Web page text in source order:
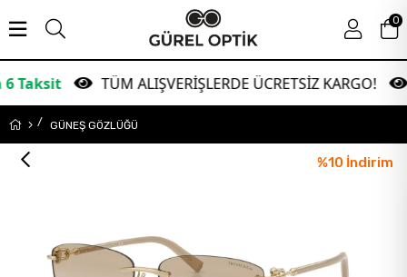
TÜM ALIŞVERİŞLERDE ÜCRETSİZ KARGO!
0
GÜNEŞ GÖZLÜĞÜ
%10 İndirim